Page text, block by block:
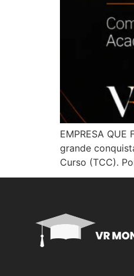
EMPRESA QUE
grande
Curso (TCC).